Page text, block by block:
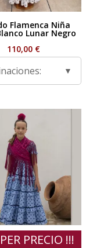
Flamenca Niña
Lunar Negro
110,00 €
PRECIO !!!